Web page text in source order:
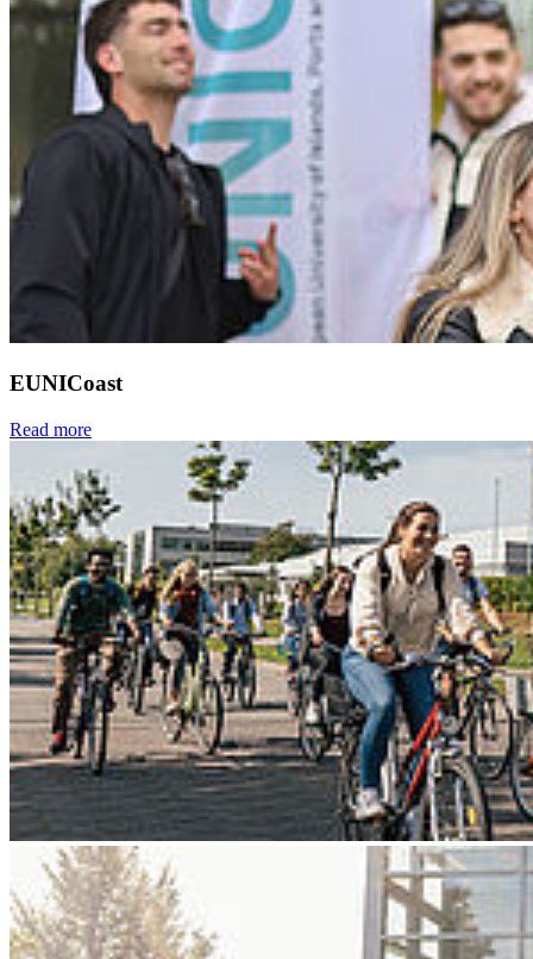
EUNICoast
Read more
Go to slide 1
Go to slide 2
Go to slide 3
Go to slide 4
Go to slide 5
Go to slide 6
Go to slide 7
Go to slide 8
Go to slide 9
Zurück
3D-gedruckte Handorthese für mehr
Lebensqualität